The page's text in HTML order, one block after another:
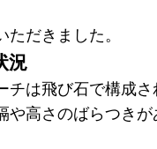
ただきました。
況
チは飛び石で構成
や高さのばらつき